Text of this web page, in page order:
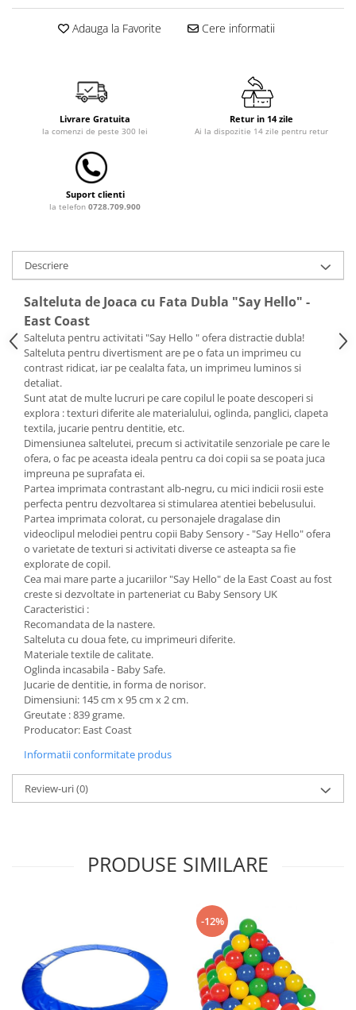
Saltele de la 160 x 80 cm
Saltele gonflabile
Lenjerii patut 140 x 70 cm
Lenjerie patuturi tineret
Baldachin patut
Paturici copii
Perne copii si mamici
Protectii saltea
Tarc de joaca copii
Comode copii
Bariere si protectie laterala pat
Bariere de protectie pat
Porti de siguranta
Carusele patut
Costum carnaval copii
Covoare copii
Dulap si cutii depozitare jucarii
Fotolii copii
Lampi de veghe
Mobilier Birou
Sac de dormit copii
Sac de dormit 60 cm
Sac de dormit 70 cm
Sac de dormit 80 cm
Sac de dormit 90 cm
Sac de dormit 100 cm
Sac de dormit 110 cm
Sac de dormit 120 cm
Sac de dormit 130 cm
Sac de dormit 140 cm
Sac de dormit 150 cm
Sac de dormit tineret
Saltele de infasat
Triciclete copii si adulti
Biciclete copii cu roti 12 inch (3-6
Biciclete copii cu roti 14 inch (3-7
ani)
Adauga la Favorite Cere informatii
Livrare Gratuita
la comenzi de peste 300 lei
Retur in 14 zile
Ai la dispozitie 14 zile pentru retur
Suport clienti
la telefon 0728.709.900
Descriere
Salteluta de Joaca cu Fata Dubla "Say Hello" -
East Coast
Salteluta pentru activitati "Say Hello " ofera distractie dubla!
Salteluta pentru divertisment are pe o fata un imprimeu cu
contrast ridicat, iar pe cealalta fata, un imprimeu luminos si
detaliat.
Sunt atat de multe lucruri pe care copilul le poate descoperi si
explora : texturi diferite ale materialului, oglinda, panglici, clapeta
textila, jucarie pentru dentitie, etc.
Dimensiunea saltelutei, precum si activitatile senzoriale pe care le
ofera, o fac pe aceasta ideala pentru ca doi copii sa se poata juca
impreuna pe suprafata ei.
Partea imprimata contrastant alb-negru, cu mici indicii rosii este
perfecta pentru dezvoltarea si stimularea atentiei bebelusului.
Partea imprimata colorat, cu personajele dragalase din
videoclipul melodiei pentru copii Baby Sensory - "Say Hello" ofera
o varietate de texturi si activitati diverse ce asteapta sa fie
explorate de copil.
Cea mai mare parte a jucariilor "Say Hello" de la East Coast au fost
creste si dezvoltate in parteneriat cu Baby Sensory UK
Caracteristici :
Recomandata de la nastere.
Salteluta cu doua fete, cu imprimeuri diferite.
Materiale textile de calitate.
Oglinda incasabila - Baby Safe.
Jucarie de dentitie, in forma de norisor.
Dimensiuni: 145 cm x 95 cm x 2 cm.
Greutate : 839 grame.
Producator: East Coast
Informatii conformitate produs
Review-uri(0)
PRODUSE SIMILARE
-12%